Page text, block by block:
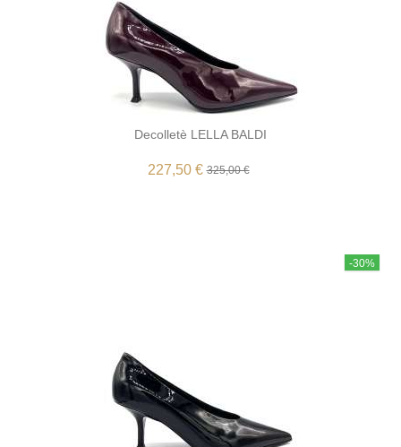
Decolletè LELLA BALDI
227,50 €325,00 €
-30%